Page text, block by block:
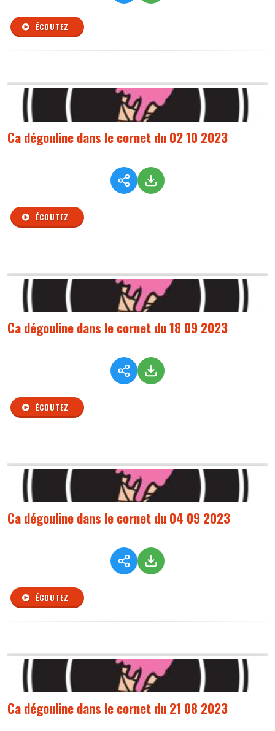
ÉCOUTEZ
Ca dégouline dans le cornet du 02 10 2023
ÉCOUTEZ
Ca dégouline dans le cornet du 18 09 2023
ÉCOUTEZ
Ca dégouline dans le cornet du 04 09 2023
ÉCOUTEZ
Ca dégouline dans le cornet du 21 08 2023